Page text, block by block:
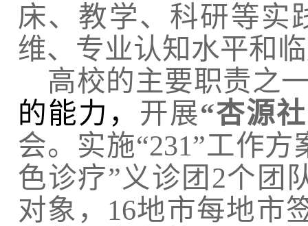
床、教学、科研等实
维、专业认知水平和
高校的主要职责之
的能力， 开展“杏源
会。 实施“231”工作方
色诊疗”义诊团 2个团
对象， 16地市每地市